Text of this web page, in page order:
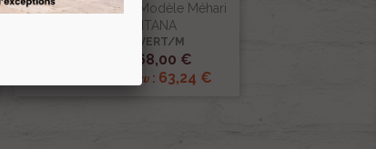
Calandre Nouveau Modèle Méhari
VERT MONTANA
Ref :004042VERT/M
68,00 €
Renov 2cv : 63,24 €
Aperçu rapide